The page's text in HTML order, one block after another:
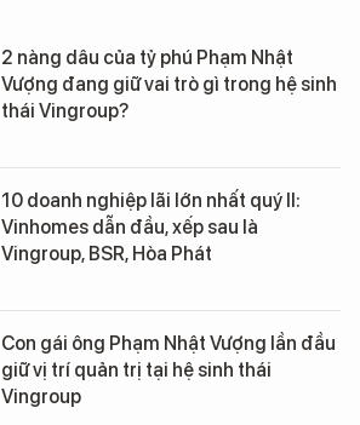
2 nàng dâu của tỷ phú Phạm Nhật
Vượng đang giữ vai trò gì trong hệ sinh
thái Vingroup?
10 doanh nghiệp lãi lớn nhất quý II:
Vinhomes dẫn đầu, xếp sau là
Vingroup, BSR, Hòa Phát
Con gái ông Phạm Nhật Vượng lần đầu
giữ vị trí quản trị tại hệ sinh thái
Vingroup